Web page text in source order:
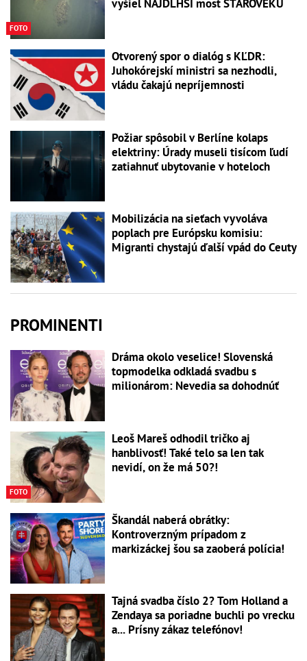
FOTO
vyšiel NAJDLHŠÍ most STAROVEKU
Otvorený spor o dialóg s KĽDR:
Juhokórejskí ministri sa nezhodli,
vládu čakajú nepríjemnosti
Požiar spôsobil v Berlíne kolaps
elektriny: Úrady museli tisícom ľudí
zatiahnuť ubytovanie v hoteloch
Mobilizácia na sieťach vyvoláva
poplach pre Európsku komisiu:
Migranti chystajú ďalší vpád do Ceuty
PROMINENTI
Dráma okolo veselice! Slovenská
topmodelka odkladá svadbu s
milionárom: Nevedia sa dohodnúť
FOTO
Leoš Mareš odhodil tričko aj
hanblivosť! Také telo sa len tak
nevidí, on že má 50?!
Škandál naberá obrátky:
Kontroverzným prípadom z
markizáckej šou sa zaoberá polícia!
Tajná svadba číslo 2? Tom Holland a
Zendaya sa poriadne buchli po vrecku
a... Prísny zákaz telefónov!